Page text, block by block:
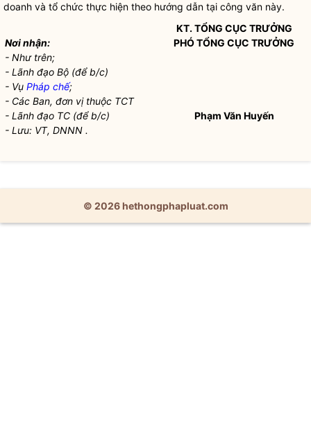
doanh và tổ chức thực hiện theo hướng dẫn tại công văn này.
Nơi nhận:
- Như trên;
- Lãnh đạo Bộ (để b/c)
- Vụ Pháp chế;
- Các Ban, đơn vị thuộc TCT
- Lãnh đạo TC (để b/c)
- Lưu: VT, DNNN .
KT. TỔNG CỤC TRƯỞNG
PHÓ TỔNG CỤC TRƯỞNG
Phạm Văn Huyến
© 2026 hethongphapluat.com